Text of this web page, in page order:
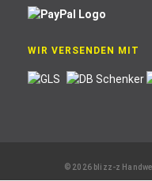
WIR VERSENDEN MIT
© 2026 blizz-z